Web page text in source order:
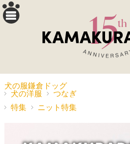
犬の服鎌倉ドッグ
犬の洋服
つなぎ
特集
ニット特集